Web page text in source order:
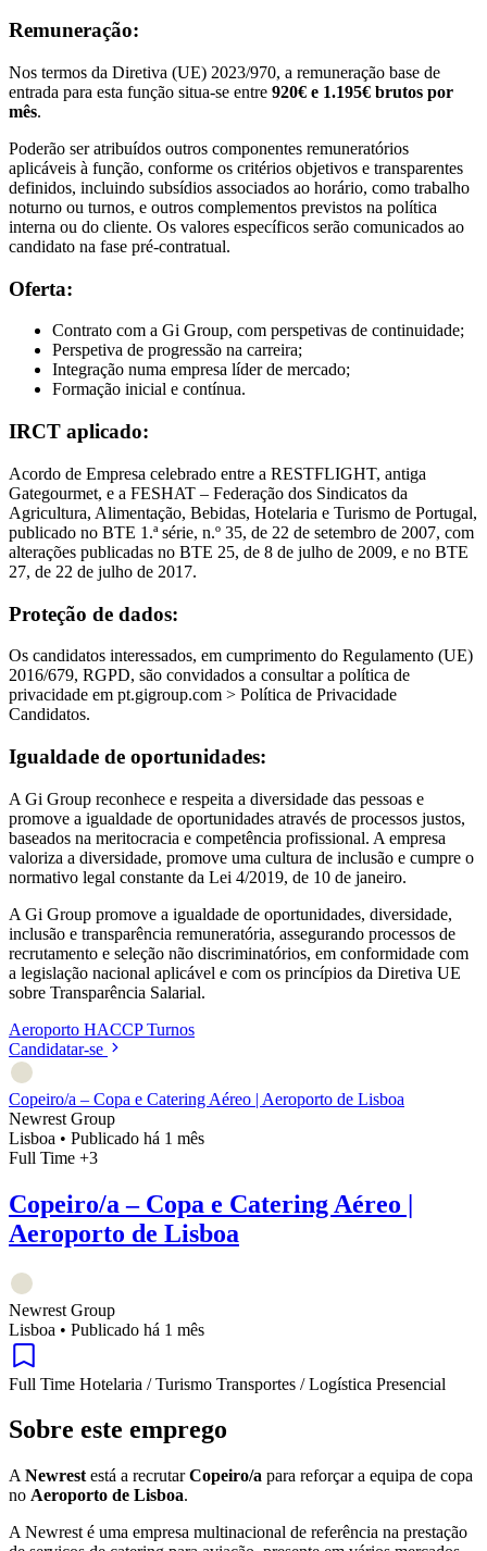
Remuneração:
Nos termos da Diretiva (UE) 2023/970, a remuneração base de
entrada para esta função situa-se entre 920€ e 1.195€ brutos por
mês.
Poderão ser atribuídos outros componentes remuneratórios
aplicáveis à função, conforme os critérios objetivos e transparentes
definidos, incluindo subsídios associados ao horário, como trabalho
noturno ou turnos, e outros complementos previstos na política
interna ou do cliente. Os valores específicos serão comunicados ao
candidato na fase pré-contratual.
Oferta:
Contrato com a Gi Group, com perspetivas de continuidade;
Perspetiva de progressão na carreira;
Integração numa empresa líder de mercado;
Formação inicial e contínua.
IRCT aplicado:
Acordo de Empresa celebrado entre a RESTFLIGHT, antiga
Gategourmet, e a FESHAT – Federação dos Sindicatos da
Agricultura, Alimentação, Bebidas, Hotelaria e Turismo de Portugal,
publicado no BTE 1.ª série, n.º 35, de 22 de setembro de 2007, com
alterações publicadas no BTE 25, de 8 de julho de 2009, e no BTE
27, de 22 de julho de 2017.
Proteção de dados:
Os candidatos interessados, em cumprimento do Regulamento (UE)
2016/679, RGPD, são convidados a consultar a política de
privacidade em pt.gigroup.com > Política de Privacidade
Candidatos.
Igualdade de oportunidades:
A Gi Group reconhece e respeita a diversidade das pessoas e
promove a igualdade de oportunidades através de processos justos,
baseados na meritocracia e competência profissional. A empresa
valoriza a diversidade, promove uma cultura de inclusão e cumpre o
normativo legal constante da Lei 4/2019, de 10 de janeiro.
A Gi Group promove a igualdade de oportunidades, diversidade,
inclusão e transparência remuneratória, assegurando processos de
recrutamento e seleção não discriminatórios, em conformidade com
a legislação nacional aplicável e com os princípios da Diretiva UE
sobre Transparência Salarial.
Aeroporto HACCPTurnos
Candidatar-se
Copeiro/a – Copa e Catering Aéreo | Aeroporto de Lisboa
Newrest Group
Lisboa • Publicado há 1 mês
Full Time +3
Copeiro/a – Copa e Catering Aéreo |
Aeroporto de Lisboa
Newrest Group
Lisboa • Publicado há 1 mês
Full Time Hotelaria / Turismo Transportes / Logística Presencial
Sobre este emprego
A Newrest está a recrutarCopeiro/a para reforçar a equipa de copa
no Aeroporto de Lisboa.
A Newrest é uma empresa multinacional de referência na prestação